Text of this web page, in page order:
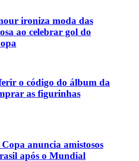
ironiza moda das
ao celebrar gol do
o código do álbum da
as figurinhas
Copa anuncia amistosos
após o Mundial